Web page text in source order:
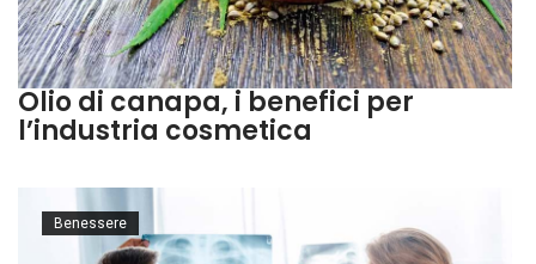
Olio di canapa, i benefici per
l’industria cosmetica
Benessere